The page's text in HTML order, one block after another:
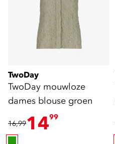
TwoDay
TwoDay mouwloze
dames blouse groen
16,991499